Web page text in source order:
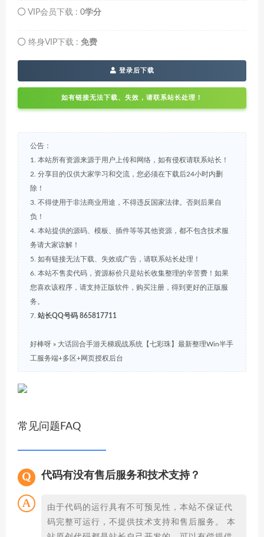
VIP会员下载 : 0学分
终身VIP下载 : 免费
登录后下载
如有链接无法下载、失效，请联系站长处理！
公告：
1. 本站所有资源来源于用户上传和网络，如有侵权请联系站长！
2. 分享目的仅供大家学习和交流，您必须在下载后24小时内删
除！
3. 不得使用于非法商业用途，不得违反国家法律。否则后果自
负！
4. 本站提供的源码、模板、插件等等其他资源，都不包含技术服
务请大家谅解！
5. 如有链接无法下载、失效或广告，请联系站长处理！
6. 本站不售卖代码，资源标价只是站长收集整理的辛苦费！如果
您喜欢该程序，请支持正版软件，购买注册，得到更好的正版服
务。
7. 站长QQ号码 865817711
好棒呀 » 大话回合手游天梯观战系统【七彩珠】最新整理Win半手
工服务端+多区+网页授权后台
常见问题FAQ
代码有没有售后服务和技术支持？
由于代码的运行具有不可预见性，本站不保证代
码完整可运行，不提供技术支持和售后服务。 本